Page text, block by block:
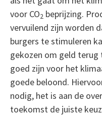
voor CO2 beprijzing.
vervuilend zijn worden
burgers te stimuleren
gekozen om geld terug
goed zijn voor het
goede beloond.
nodig, het is aan de
toekomst de juiste